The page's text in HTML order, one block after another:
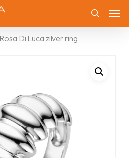
Rosa Di Luca zilver ring